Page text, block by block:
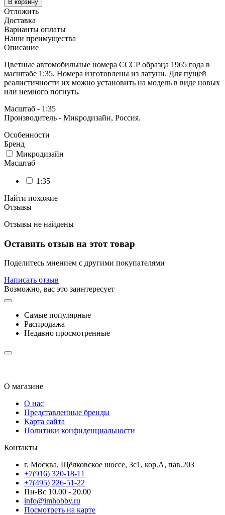
В корзину
Отложить
Доставка
Варианты оплаты
Наши преимущества
Описание
Цветные автомобильные номера СССР образца 1965 года в
масштабе 1:35. Номера изготовлены из латуни. Для пущей
реалистичности их можно установить на модель в виде новых
или немного погнуть.
Масштаб - 1:35
Производитель - Микродизайн, Россия.
Особенности
Бренд
Микродизайн
Масштаб
1:35
Найти похожие
Отзывы
Отзывы не найдены
Оставить отзыв на этот товар
Поделитесь мнением с другими покупателями
Написать отзыв
Возможно, вас это заинтересует
Самые популярные
Распродажа
Недавно просмотренные
О магазине
О нас
Представленные бренды
Карта сайта
Политики конфиденциальности
Контакты
г. Москва, Щёлковское шоссе, 3с1, кор.А, пав.203
+7(916) 320-18-11
+7(495) 226-51-22
Пн-Вс 10.00 - 20.00
info@imhobby.ru
Посмотреть на карте